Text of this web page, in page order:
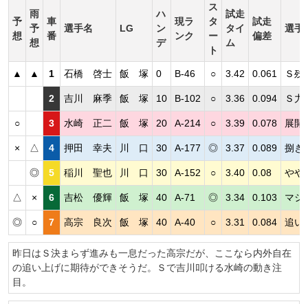
予
想
雨
予
想
車
番
選手名 LG
ハ
ン
デ
現ラ
ンク
ス
タ
ー
ト
試走
タイ
ム
試走
偏差
選手
▲ ▲ 1 石橋 啓士 飯 塚 0 B-46 ○ 3.42 0.061 Ｓ残
2 吉川 麻季 飯 塚 10 B-102 ○ 3.36 0.094 Ｓ力
○ 3 水崎 正二 飯 塚 20 A-214 ○ 3.39 0.078 展開
× △ 4 押田 幸夫 川 口 30 A-177 ◎ 3.37 0.089 捌き
◎ 5 稲川 聖也 川 口 30 A-152 ○ 3.40 0.08 やや
△ × 6 吉松 優輝 飯 塚 40 A-71 ◎ 3.34 0.103 マシ
◎ ○ 7 高宗 良次 飯 塚 40 A-40 ○ 3.31 0.084 追い
昨日はＳ決まらず進みも一息だった高宗だが、ここなら内外自在
の追い上げに期待ができそうだ。Ｓで吉川叩ける水崎の動き注
目。